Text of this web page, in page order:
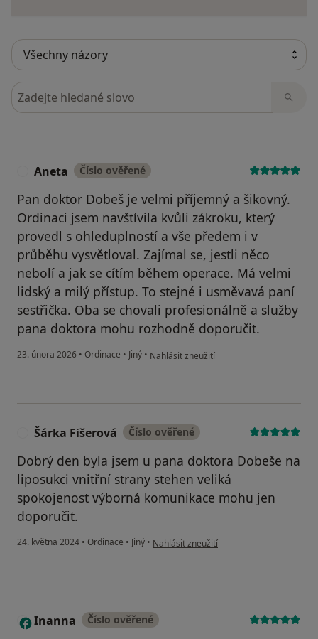
Hledejte v názorech
Aneta Číslo ověřené
Pan doktor Dobeš je velmi příjemný a šikovný.
Ordinaci jsem navštívila kvůli zákroku, který
provedl s ohleduplností a vše předem i v
průběhu vysvětloval. Zajímal se, jestli něco
nebolí a jak se cítím během operace. Má velmi
lidský a milý přístup. To stejné i usměvavá paní
sestřička. Oba se chovali profesionálně a služby
pana doktora mohu rozhodně doporučit.
23. února 2026 • Ordinace • Jiný • podle názoru uživatele Aneta
Nahlásit zneužití
Šárka Fišerová Číslo ověřené
Dobrý den byla jsem u pana doktora Dobeše na
liposukci vnitřní strany stehen veliká
spokojenost výborná komunikace mohu jen
doporučit.
24. května 2024 • Ordinace • Jiný • podle názoru uživatele Šárka Fišerová
Nahlásit zneužití
I Inanna Číslo ověřené